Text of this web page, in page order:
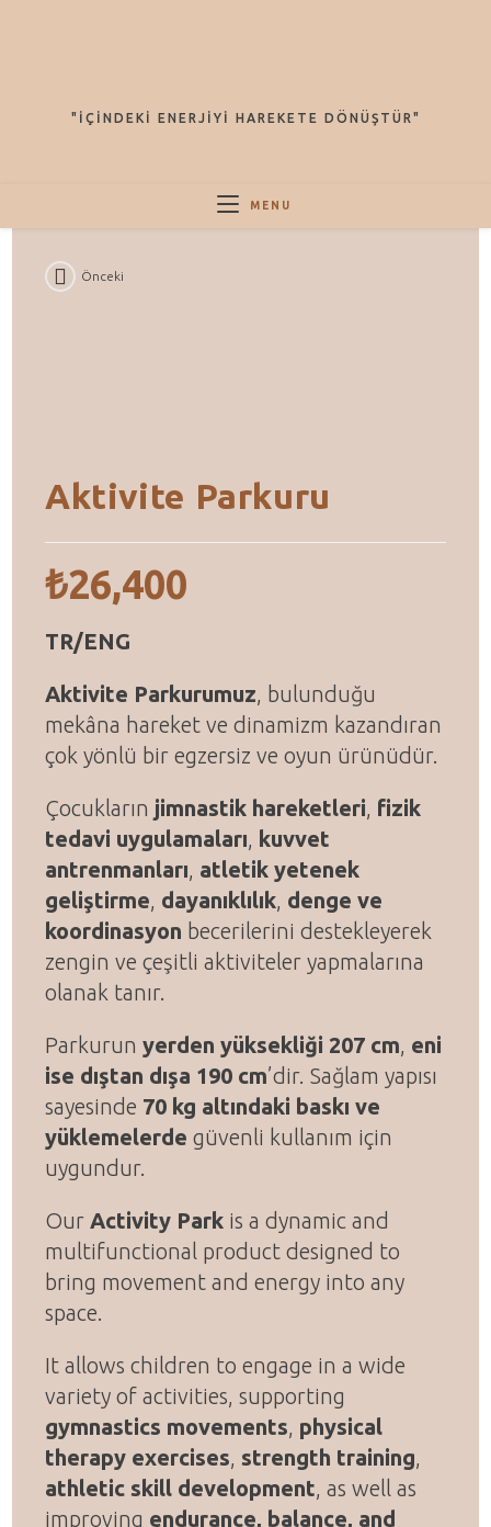
"İÇINDEKI ENERJIYI HAREKETE DÖNÜŞTÜR"
MENU
Önceki
Aktivite Parkuru
₺26,400
TR/ENG
Aktivite Parkurumuz, bulunduğu
mekâna hareket ve dinamizm kazandıran
çok yönlü bir egzersiz ve oyun ürünüdür.
Çocukların jimnastik hareketleri, fizik
tedavi uygulamaları, kuvvet
antrenmanları, atletik yetenek
geliştirme, dayanıklılık, denge ve
koordinasyon becerilerini destekleyerek
zengin ve çeşitli aktiviteler yapmalarına
olanak tanır.
Parkurunyerden yüksekliği 207 cm, eni
ise dıştan dışa 190 cm’dir. Sağlam yapısı
sayesinde 70 kg altındaki baskı ve
yüklemelerde güvenli kullanım için
uygundur.
OurActivity Park is a dynamic and
multifunctional product designed to
bring movement and energy into any
space.
It allows children to engage in a wide
variety of activities, supporting
gymnastics movements, physical
therapy exercises, strength training,
athletic skill development, as well as
improving endurance, balance, and